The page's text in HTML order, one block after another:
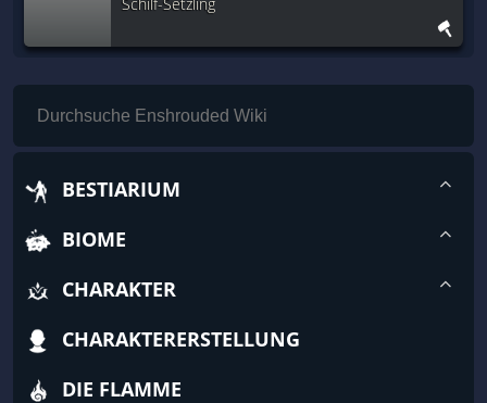
BESTIARIUM
BIOME
CHARAKTER
CHARAKTERERSTELLUNG
DIE FLAMME